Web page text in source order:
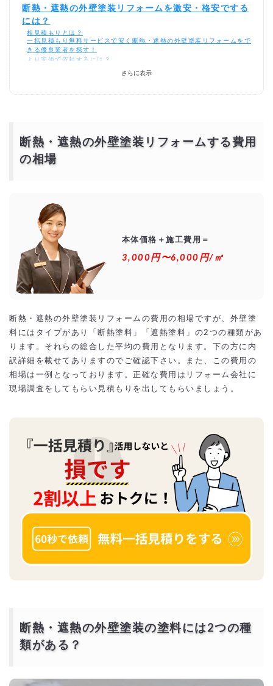
断熱・遮熱の外壁塗装リフォームを激安・格安でする
には？
相見積もりとは？
一括見積もり無料サービスで安く断熱・遮熱の外壁塗装リフォームをで
きる優良業者を探す！
より安価で依頼するには？
さらに表示
断熱・遮熱の外壁塗装リフォームする費用
の相場
本体価格＋施工費用＝
3,000円〜6,000円/㎡
断熱・遮熱の外壁塗装リフォームの費用の相場ですが、外壁塗
料にはタイプがあり「断熱塗料」「遮熱塗料」の2つの種類があ
ります。それらの総合した平均の費用となります。下の方に内
訳詳細を載せてありますのでご確認下さい。また、この費用の
相場は一例となっております。正確な費用はリフォーム会社に
現場調査をしてもらい見積もりを出してもらいましょう。
断熱・遮熱の外壁塗装の塗料には2つの種
類がある？